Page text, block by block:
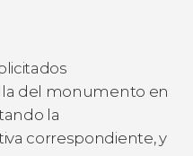
del monumento en
la
correspondiente, y